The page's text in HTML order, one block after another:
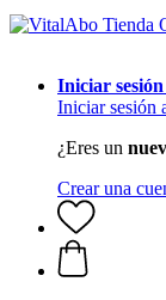
Iniciar sesión
Iniciar sesión
¿Eres un
Crear una